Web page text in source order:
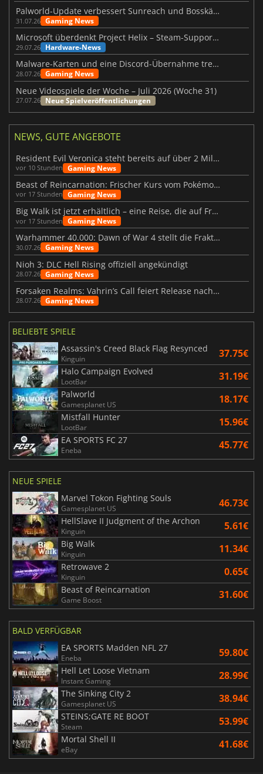
Palworld-Update verbessert Sunreach und Bosskämpfe deutlich
31.07.26 Gaming News
Microsoft überdenkt Project Helix – Steam-Support gefährdet
29.07.26 Hardware-News
Malware-Karten und eine Discord-Übernahme treffen Meccha Chameleon
28.07.26 Gaming News
Neue Videospiele der Woche – Juli 2026 (Woche 31)
27.07.26 Neue Spielveröffentlichungen
NEWS, GUTE ANGEBOTE
Resident Evil Veronica steht bereits auf über 2 Millionen Wunschlisten
vor 10 Stunden Gaming News
Beast of Reincarnation: Frischer Kurs vom Pokémon-Studio
vor 17 Stunden Gaming News
Big Walk ist jetzt erhältlich – eine Reise, die auf Freundschaft basiert
vor 17 Stunden Gaming News
Warhammer 40.000: Dawn of War 4 stellt die Fraktion der Necrons vor
30.07.26 Gaming News
Nioh 3: DLC Hell Rising offiziell angekündigt
28.07.26 Gaming News
Forsaken Realms: Vahrin’s Call feiert Release nach 10 Jahren
28.07.26 Gaming News
BELIEBTE SPIELE
Assassin's Creed Black Flag Resynced
Kinguin 37.75€
Halo Campaign Evolved
LootBar 31.19€
Palworld
Gamesplanet US 18.17€
Mistfall Hunter
LootBar 15.96€
EA SPORTS FC 27
Eneba 45.77€
NEUE SPIELE
Marvel Tokon Fighting Souls
Gamesplanet US 46.73€
HellSlave II Judgment of the Archon
Kinguin 5.61€
Big Walk
Kinguin 11.34€
Retrowave 2
Kinguin 0.65€
Beast of Reincarnation
Game Boost 31.60€
BALD VERFÜGBAR
EA SPORTS Madden NFL 27
Eneba 59.80€
Hell Let Loose Vietnam
Instant Gaming 28.99€
The Sinking City 2
Gamesplanet US 38.94€
STEINS;GATE RE BOOT
Steam 53.99€
Mortal Shell II
eBay 41.68€